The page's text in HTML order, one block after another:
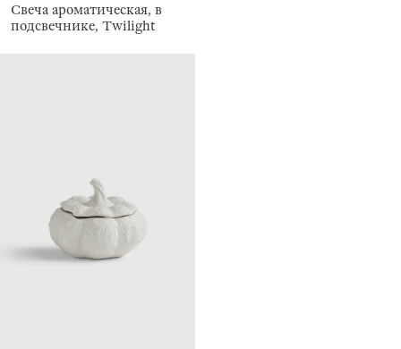
Свеча ароматическая, в
подсвечнике, Twilight